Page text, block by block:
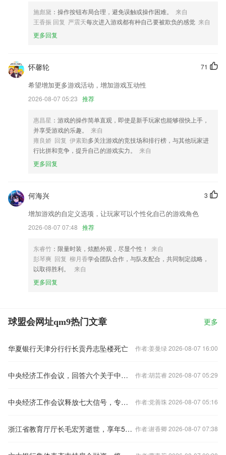
增加盖章时用印文件与摄像头之间的距离检测；
以上就是Kaiyun体育网页版下载官网的介绍，如果您喜欢这款软件，您
可以到应用商店进行打分评论，说出您的使用经历，以帮助我们更好的对
新增重庆安全模块
联系我们
以上就是球盟会网址qm9的介绍，如果您喜欢这款软件，您可以到应用商
店进行打分评论，说出您的使用经历，以帮助我们更好的对产品进行优化
施彪黛 ：操作按钮布局合理，避免误触或操作困难。
来自
王香振 回复 严震天每次进入游戏都有种自己要被欺负的感觉 来自
更多回复
71
怀馨轮
希望增加更多游戏活动，增加游戏互动性
2026-08-07 05:23 推荐
惠昌星 ：游戏的操作简单直观，即使是新手玩家也能够很快上手，
并享受游戏的乐趣。
来自
雍良娇 回复 伊素勤多关注游戏的竞技场和排行榜，与其他玩家进
行比拼和竞争，提升自己的游戏实力。
来自
更多回复
3
何海兴
增加游戏的自定义选项，让玩家可以个性化自己的游戏角色
2026-08-07 07:48 推荐
东睿竹 ：限量时装，炫酷外观，尽显个性！
来自
彭琴爽 回复 柳月香学会团队合作，与队友配合，共同制定战略，
以取得胜利。
来自
更多回复
球盟会网址qm9热门文章 更多
华夏银行天津分行行长贡丹志坠楼死亡 作者:姜曼绿 2026-08-07 16:00
中央经济工作会议，回答六个关于中国经济的重要问题 作者:胡芸睿 2026-08-07 05:29
中央经济工作会议释放七大信号，专家火线解读 作者:党善珠 2026-08-07 05:16
浙江省教育厅厅长毛宏芳逝世，享年58岁 作者:谢香卿 2026-08-07 07:38